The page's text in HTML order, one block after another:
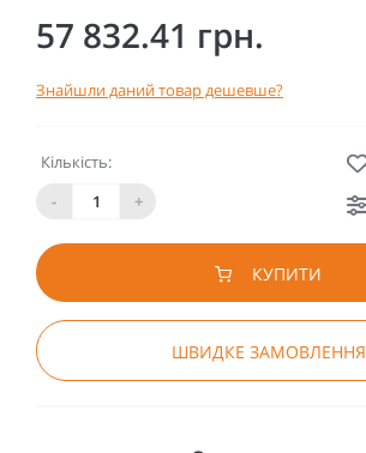
57 832.41 грн.
Знайшли даний товар дешевше?
Кількість:
-
+
КУПИТИ
ШВИДКЕ ЗАМОВЛЕННЯ